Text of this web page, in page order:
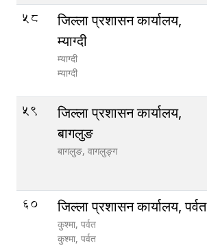
58
जिल्ला प्रशासन कार्यालय,
म्याग्दी
म्याग्दी
म्याग्दी
59
जिल्ला प्रशासन कार्यालय,
बागलुङ
बागलुङ, वागलुङ्ग
60
जिल्ला प्रशासन कार्यालय, पर्वत
कुश्मा, पर्वत
कुश्मा, पर्वत